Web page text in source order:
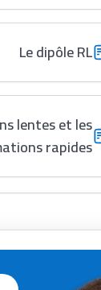
Le dipôle RL
lentes et les
rapides